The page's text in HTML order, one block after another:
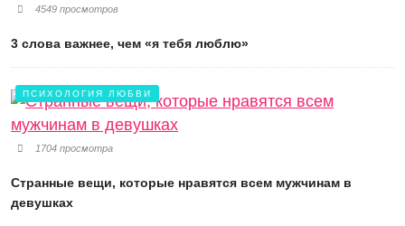
4549 просмотров
3 слова важнее, чем «я тебя люблю»
ПСИХОЛОГИЯ ЛЮБВИ
1704 просмотра
Странные вещи, которые нравятся всем мужчинам в
девушках